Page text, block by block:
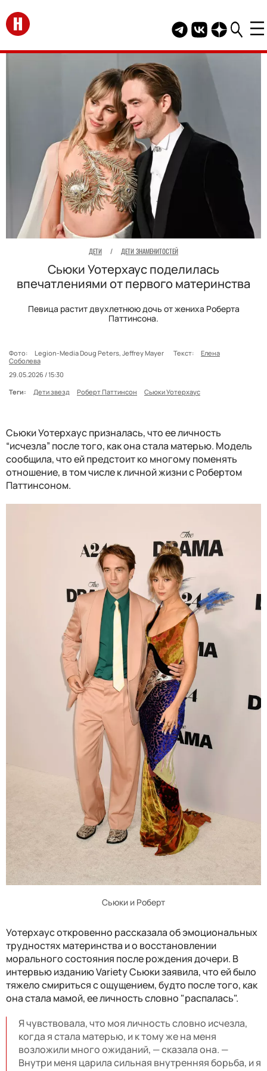
Перейти на главную
Telegram канал
Группа HELLO
Канал
ДЕТИ / ДЕТИ ЗНАМЕНИТОСТЕЙ
Сьюки Уотерхаус поделилась
впечатлениями от первого материнства
Певица растит двухлетнюю дочь от жениха Роберта
Паттинсона.
Фото: Legion-Media Doug Peters, Jeffrey Mayer Текст:
Елена
Соболева
29.05.2026 / 15:30
Теги:
Дети звезд Роберт Паттинсон Сьюки Уотерхаус
Сьюки Уотерхаус призналась, что ее личность
“исчезла” после того, как она стала матерью. Модель
сообщила, что ей предстоит ко многому поменять
отношение, в том числе к личной жизни с Робертом
Паттинсоном.
Сьюки и Роберт
Уотерхаус откровенно рассказала об эмоциональных
трудностях материнства и о восстановлении
морального состояния после рождения дочери. В
интервью изданию Variety Сьюки заявила, что ей было
тяжело смириться с ощущением, будто после того, как
она стала мамой, ее личность словно "распалась".
Я чувствовала, что моя личность словно исчезла,
когда я стала матерью, и к тому же на меня
возложили много ожиданий, — сказала она. —
Внутри меня царила сильная внутренняя борьба, и я